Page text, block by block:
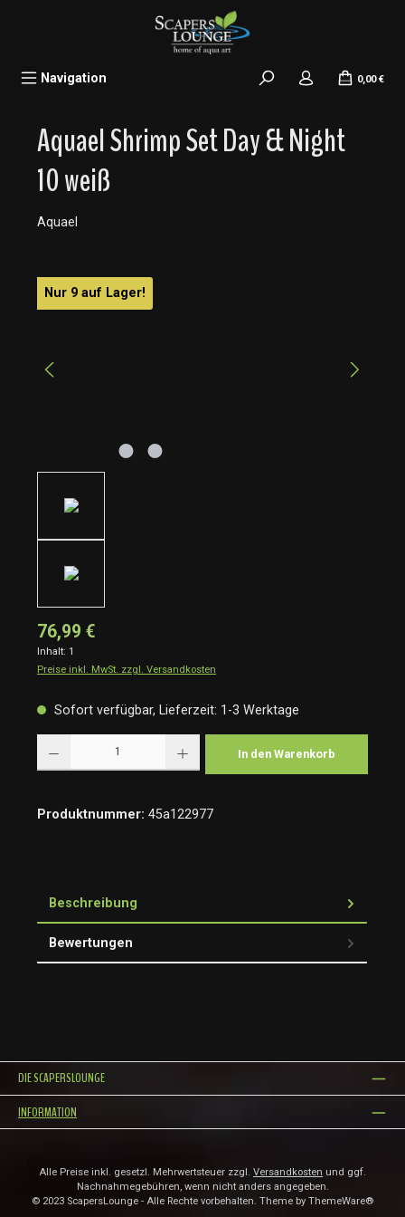
Navigation 0,00 €
Aquael Shrimp Set Day & Night
10 weiß
Aquael
Bildergalerie überspringen
Nur 9 auf Lager!
76,99 €
Inhalt: 1
Preise inkl. MwSt. zzgl. Versandkosten
Sofort verfügbar, Lieferzeit: 1-3 Werktage
In den Warenkorb
Produktnummer: 45a122977
Beschreibung
Bewertungen
DIE SCAPERSLOUNGE
INFORMATION
Alle Preise inkl. gesetzl. Mehrwertsteuer zzgl. Versandkosten und ggf.
Nachnahmegebühren, wenn nicht anders angegeben.
© 2023 ScapersLounge - Alle Rechte vorbehalten. Theme by ThemeWare®